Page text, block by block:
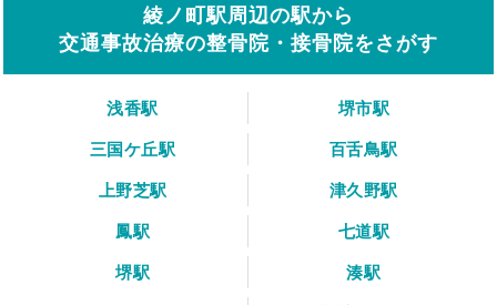
綾ノ町駅周辺の駅から
交通事故治療の整骨院・接骨院をさがす
浅香駅
堺市駅
三国ケ丘駅
百舌鳥駅
上野芝駅
津久野駅
鳳駅
七道駅
堺駅
湊駅